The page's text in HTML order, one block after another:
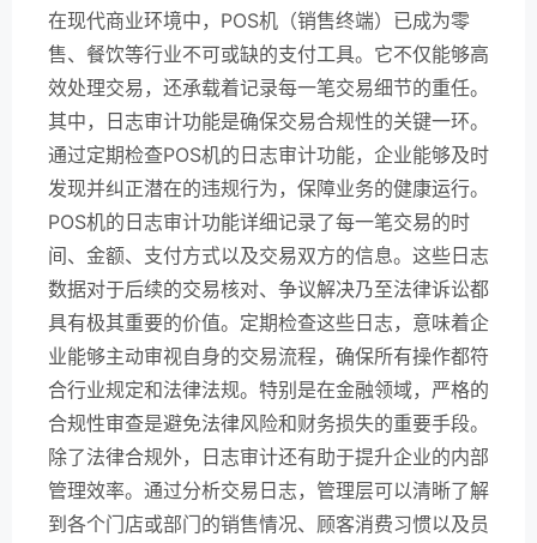
在现代商业环境中，POS机（销售终端）已成为零
售、餐饮等行业不可或缺的支付工具。它不仅能够高
效处理交易，还承载着记录每一笔交易细节的重任。
其中，日志审计功能是确保交易合规性的关键一环。
通过定期检查POS机的日志审计功能，企业能够及时
发现并纠正潜在的违规行为，保障业务的健康运行。
POS机的日志审计功能详细记录了每一笔交易的时
间、金额、支付方式以及交易双方的信息。这些日志
数据对于后续的交易核对、争议解决乃至法律诉讼都
具有极其重要的价值。定期检查这些日志，意味着企
业能够主动审视自身的交易流程，确保所有操作都符
合行业规定和法律法规。特别是在金融领域，严格的
合规性审查是避免法律风险和财务损失的重要手段。
除了法律合规外，日志审计还有助于提升企业的内部
管理效率。通过分析交易日志，管理层可以清晰了解
到各个门店或部门的销售情况、顾客消费习惯以及员